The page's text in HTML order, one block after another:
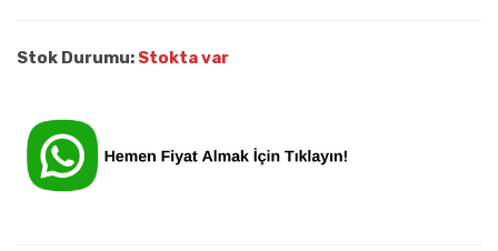
Stok Durumu: Stokta var